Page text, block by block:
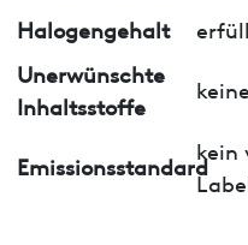
Halogengehalt
Unerwünschte
Inhaltsstoffe
keine
Emissionsstandard
kein